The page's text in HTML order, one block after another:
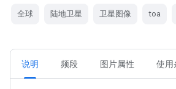
全球 陆地卫星 卫星图像 toa
说明 频段 图片属性 使用